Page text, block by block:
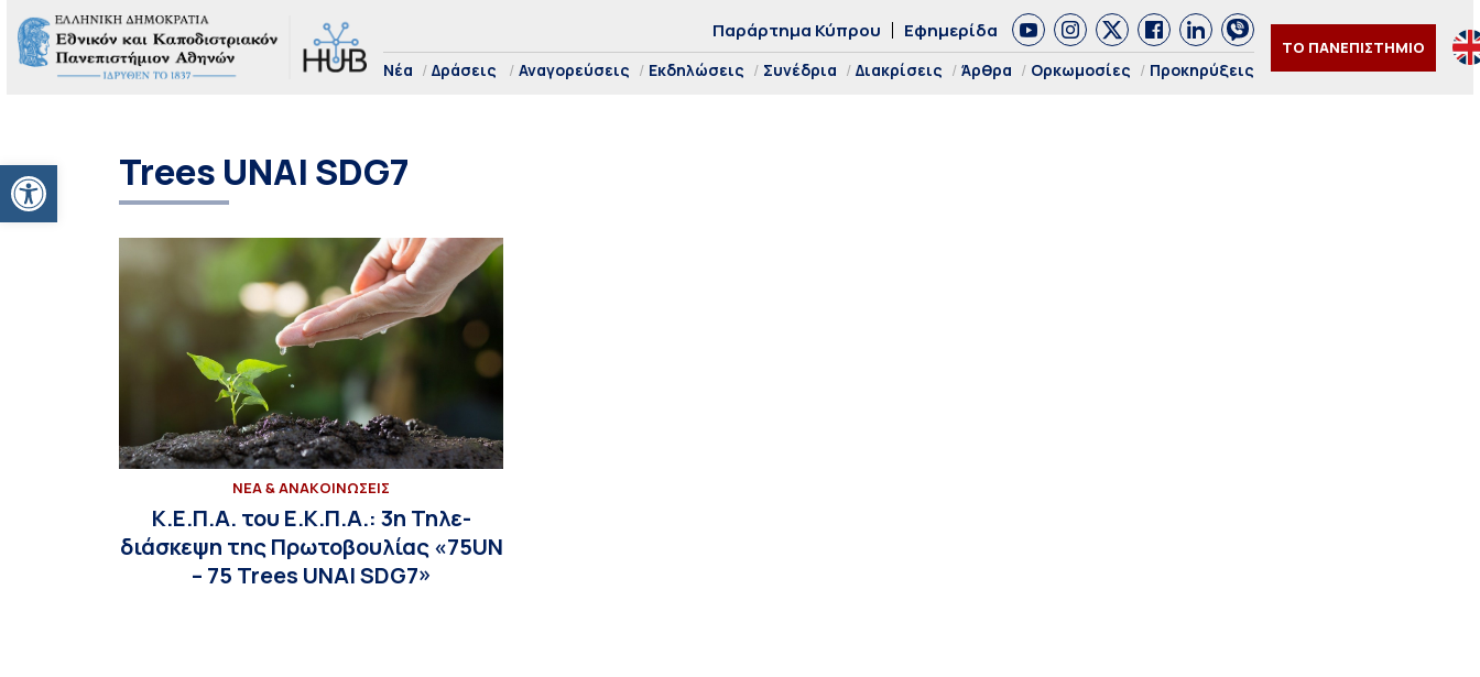
Ανοίξτε τη γραμμή εργαλείων
Παράρτημα Κύπρου Εφημερίδα
Νέα Δράσεις Αναγορεύσεις Εκδηλώσεις Συνέδρια Διακρίσεις Άρθρα Ορκωμοσίες Προκηρύξεις
ΤΟ ΠΑΝΕΠΙΣΤΗΜΙΟ
Trees UNAI SDG7
ΝΕΑ & ΑΝΑΚΟΙΝΩΣΕΙΣ
Κ.Ε.Π.Α. του Ε.Κ.Π.Α.: 3η Τηλε-
διάσκεψη της Πρωτοβουλίας «75UN
– 75 Trees UNAI SDG7»